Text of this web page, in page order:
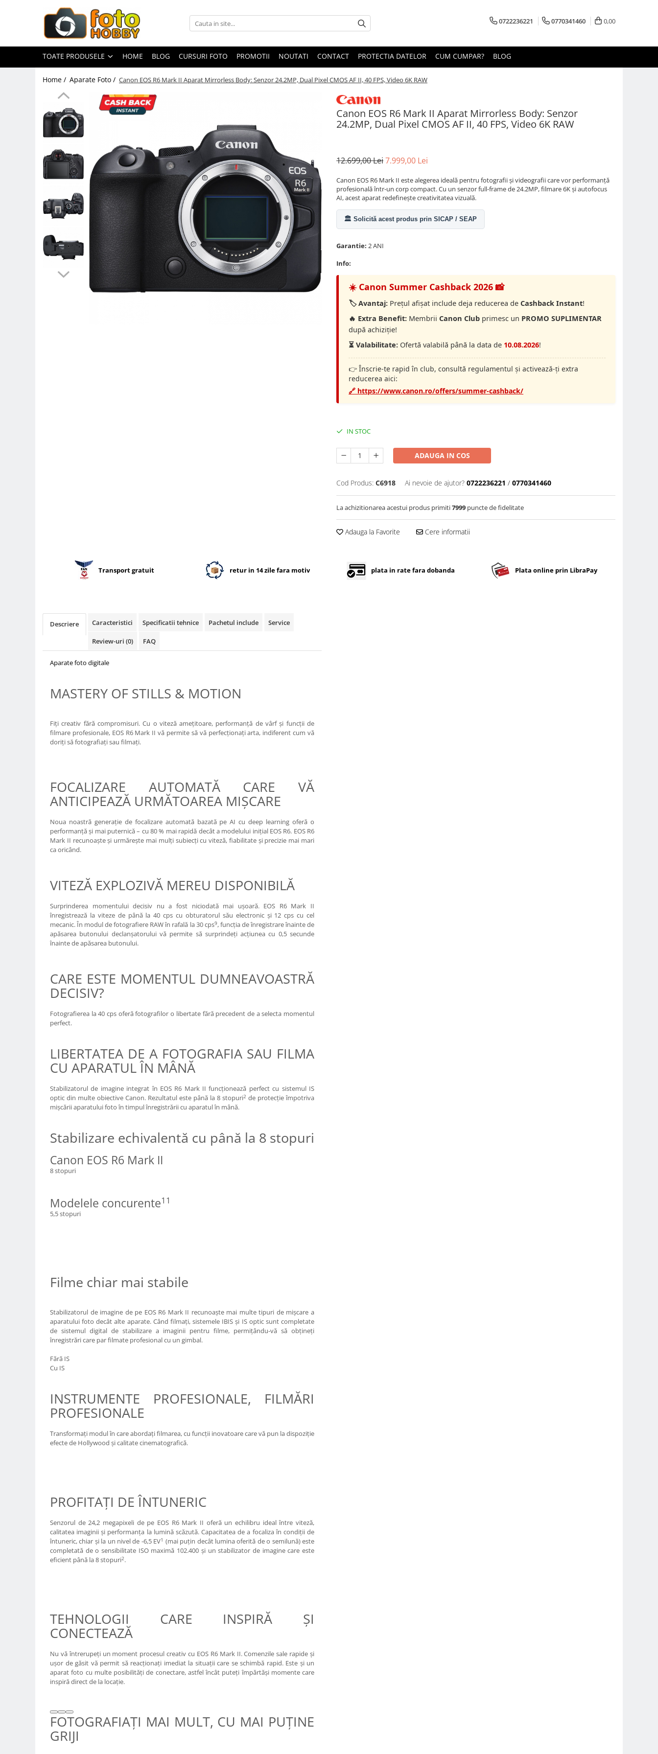
Toate Produsele
Aparate Foto
Aparate Foto Mirrorless
Aparate Foto DSLR
Aparate Foto Compacte
Aparate foto instant
Aparate foto pe film
Obiective foto si accesorii
Obiective Mirorless
Huse si tocuri protectie obiective
Obiective Cinematice
Teleconvertoare
Adaptoare montura / baioneta
Capace obiectiv si camera
Protectie patina apa, ploaie
Bounce-uri, Softbox-uri
Huse protectie blitz extern
Huse protectie filtre gel
Accesorii Aparate Digitale
Carduri memorie, Cititoare
Cititoare carduri
LCD protectie
Acumulatori Foto
Acumulatori AA/AAA (R6/R3)) si
Incarcatoare acumulatori Foto-
Adaptoare pentru convertoare sau
Alimentatoare 220V
Carcase de tip Cage, pentru
Huse de ploaie
Microfoane / Reportofoane
Nivela patina
Genti, Rucsacuri, Troller foto
Genti, Troller Video
Only One Shoulder - SlingShot
Curele Aparat - Umar
Solid-State Drive (SSD)
Camere video profesionale
Camere Video Cinematice
Camere video de actiune
Accesorii camere video de actiune
Accesorii drone
Stabilizatoare (Gimbal) / Steady
Huse Protectie / Ploaie camere
Camere Video Compacte
Trepiede si monopiede
Trepiede foto
Monopiede foto/video
Cap trepied si monopied
Carucioare trepied (Dolly)
Placute cap trepied
Huse trepied / stativ lumini
Accesorii trepiede si monopiede
Studio/Lumini si accesorii
0722236221 0770341460 0,00
TOATE PRODUSELE HOME BLOG CURSURI FOTO PROMOTII NOUTATI CONTACT PROTECTIA DATELOR CUM CUMPAR? BLOG
Home / Aparate Foto / Canon EOS R6 Mark II Aparat Mirrorless Body: Senzor 24.2MP, Dual Pixel CMOS AF II, 40 FPS, Video 6K RAW
Canon EOS R6 Mark II Aparat Mirrorless Body: Senzor
24.2MP, Dual Pixel CMOS AF II, 40 FPS, Video 6K RAW
12.699,00 Lei7.999,00 Lei
Canon EOS R6 Mark II este alegerea ideală pentru fotografii și videografii care vor performanță
profesională într-un corp compact. Cu un senzor full-frame de 24.2MP, filmare 6K și autofocus
AI, acest aparat redefinește creativitatea vizuală.
🏛️ Solicită acest produs prin SICAP / SEAP
Garantie: 2 ANI
Info:
☀️ Canon Summer Cashback 2026 📸
🏷️ Avantaj: Prețul afișat include deja reducerea de Cashback Instant!
🔥 Extra Benefit: Membrii Canon Club primesc un PROMO SUPLIMENTAR
după achiziție!
⏳ Valabilitate: Ofertă valabilă până la data de 10.08.2026!
👉 Înscrie-te rapid în club, consultă regulamentul și activează-ți extra
reducerea aici:
🔗 https://www.canon.ro/offers/summer-cashback/
IN STOC
ADAUGA IN COS
Cod Produs: C6918 Ai nevoie de ajutor? 0722236221 / 0770341460
La achizitionarea acestui produs primiti7999 puncte de fidelitate
Adauga la Favorite Cere informatii
Transport gratuit retur in 14 zile fara motiv plata in rate fara dobanda Plata online prin LibraPay
Descriere Caracteristici Specificatii tehnice Pachetul include Service
Review-uri (0) FAQ
Aparate foto digitale
MASTERY OF STILLS & MOTION
Fiţi creativ fără compromisuri. Cu o viteză ameţitoare, performanţă de vârf şi funcţii de
filmare profesionale, EOS R6 Mark II vă permite să vă perfecţionaţi arta, indiferent cum vă
doriţi să fotografiaţi sau filmaţi.
FOCALIZARE AUTOMATĂ CARE VĂ
ANTICIPEAZĂ URMĂTOAREA MIŞCARE
Noua noastră generaţie de focalizare automată bazată pe AI cu deep learning oferă o
performanţă şi mai puternică – cu 80 % mai rapidă decât a modelului iniţial EOS R6. EOS R6
Mark II recunoaşte şi urmăreşte mai mulţi subiecţi cu viteză, fiabilitate şi precizie mai mari
ca oricând.
VITEZĂ EXPLOZIVĂ MEREU DISPONIBILĂ
Surprinderea momentului decisiv nu a fost niciodată mai uşoară. EOS R6 Mark II
înregistrează la viteze de până la 40 cps cu obturatorul său electronic şi 12 cps cu cel
mecanic. În modul de fotografiere RAW în rafală la 30 cps9, funcţia de înregistrare înainte de
apăsarea butonului declanşatorului vă permite să surprindeţi acţiunea cu 0,5 secunde
înainte de apăsarea butonului.
CARE ESTE MOMENTUL DUMNEAVOASTRĂ
DECISIV?
Fotografierea la 40 cps oferă fotografilor o libertate fără precedent de a selecta momentul
perfect.
LIBERTATEA DE A FOTOGRAFIA SAU FILMA
CU APARATUL ÎN MÂNĂ
Stabilizatorul de imagine integrat în EOS R6 Mark II funcţionează perfect cu sistemul IS
optic din multe obiective Canon. Rezultatul este până la 8 stopuri2 de protecţie împotriva
mişcării aparatului foto în timpul înregistrării cu aparatul în mână.
Stabilizare echivalentă cu până la 8 stopuri
Canon EOS R6 Mark II
8 stopuri
Modelele concurente11
5,5 stopuri
Filme chiar mai stabile
Stabilizatorul de imagine de pe EOS R6 Mark II recunoaşte mai multe tipuri de mişcare a
aparatului foto decât alte aparate. Când filmaţi, sistemele IBIS şi IS optic sunt completate
de sistemul digital de stabilizare a imaginii pentru filme, permiţându-vă să obţineţi
înregistrări care par filmate profesional cu un gimbal.
Fără IS
Cu IS
INSTRUMENTE PROFESIONALE, FILMĂRI
PROFESIONALE
Transformaţi modul în care abordaţi filmarea, cu funcţii inovatoare care vă pun la dispoziţie
efecte de Hollywood şi calitate cinematografică.
PROFITAŢI DE ÎNTUNERIC
Senzorul de 24,2 megapixeli de pe EOS R6 Mark II oferă un echilibru ideal între viteză,
calitatea imaginii şi performanţa la lumină scăzută. Capacitatea de a focaliza în condiţii de
întuneric, chiar şi la un nivel de -6,5 EV1 (mai puţin decât lumina oferită de o semilună) este
completată de o sensibilitate ISO maximă 102.400 şi un stabilizator de imagine care este
eficient până la 8 stopuri2.
TEHNOLOGII CARE INSPIRĂ ŞI
CONECTEAZĂ
Nu vă întrerupeţi un moment procesul creativ cu EOS R6 Mark II. Comenzile sale rapide şi
uşor de găsit vă permit să reacţionaţi imediat la situaţii care se schimbă rapid. Este şi un
aparat foto cu multe posibilităţi de conectare, astfel încât puteţi împărtăşi momente care
inspiră direct de la locaţie.
FOTOGRAFIAŢI MAI MULT, CU MAI PUŢINE
GRIJI